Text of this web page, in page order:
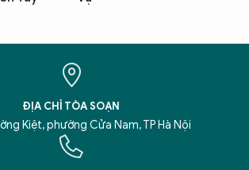
ĐỊA CHỈ TÒA SOẠN
Kiệt, phường Cửa Nam, TP Hà Nội